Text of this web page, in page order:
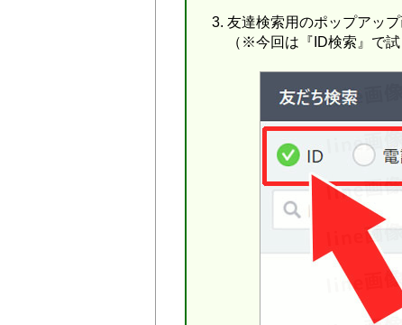
友達検索用のポップアッ
（※今回は『ID検索』で試